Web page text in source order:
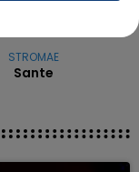
STROMAE
Sante